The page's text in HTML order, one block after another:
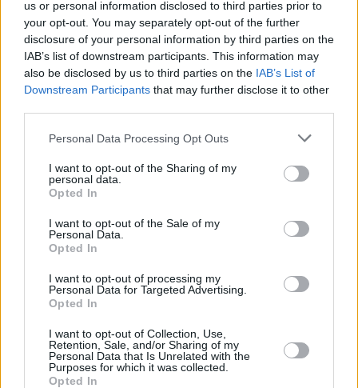
us or personal information disclosed to third parties prior to
your opt-out. You may separately opt-out of the further
disclosure of your personal information by third parties on the
IAB’s list of downstream participants. This information may
also be disclosed by us to third parties on the IAB’s List of
Downstream Participants that may further disclose it to other
Personal Data Processing Opt Outs
I want to opt-out of the Sharing of my
personal data.
Opted In
I want to opt-out of the Sale of my
Personal Data.
Opted In
I want to opt-out of processing my
Personal Data for Targeted Advertising.
Opted In
I want to opt-out of Collection, Use,
Retention, Sale, and/or Sharing of my
Personal Data that Is Unrelated with the
Purposes for which it was collected.
Opted In
deberán informarte (de manera
comprensible y por escrito) de los
riesgos, complicaciones,
cuidados posteriores y
condiciones de reversibilidad;
además el consumidor deberá
firmar un consentimiento
emancipado, debes contar con un
padres o tutores.
Escribir un comentario
Nombre
(requerido)